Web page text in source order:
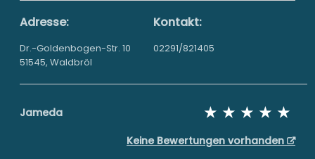
Adresse:
Dr.-Goldenbogen-Str. 10
51545, Waldbröl
Kontakt:
02291/821405
Jameda
Keine Bewertungen vorhanden